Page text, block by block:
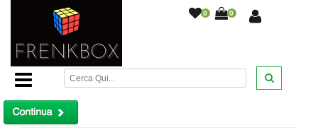
0 0
Home Page /Kit videosorveglianza DVR 4 canali
telecamere HD 1200TVL cavo 100m
Prodotto non trovato!